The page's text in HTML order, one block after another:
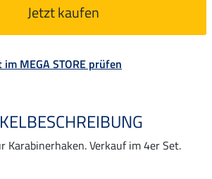
Jetzt kaufen
MEGA STORE prüfen
Karabinerhaken. Verkauf im 4er Set.